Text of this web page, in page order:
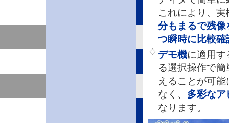
これにより、
分もまるで残
つ瞬時に比較確
◇ デモ機に適用す
る選択操作で
えることが可
なく、 多彩なア
なります。